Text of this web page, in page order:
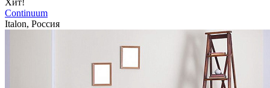
Continuum
Italon, Россия